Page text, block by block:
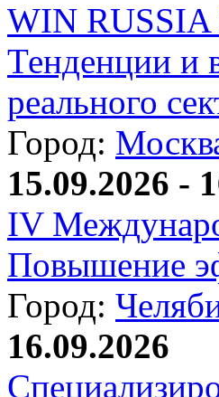
WIN RUSSIA
Тенденции и
реального
Город:
15.09.2026 -
IV
Повышение
Город:
16.09.2026